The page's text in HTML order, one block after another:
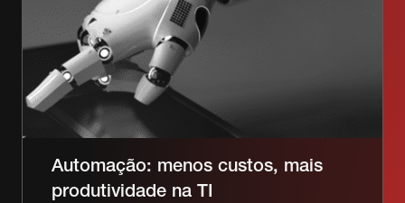
Automação: menos custos, mais
produtividade na TI